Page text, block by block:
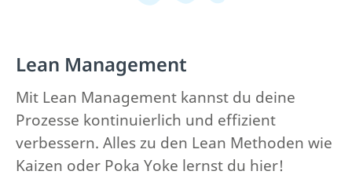
Lean Management
Mit Lean Management kannst du deine
Prozesse kontinuierlich und effizient
verbessern. Alles zu den Lean Methoden wie
Kaizen oder Poka Yoke lernst du hier!